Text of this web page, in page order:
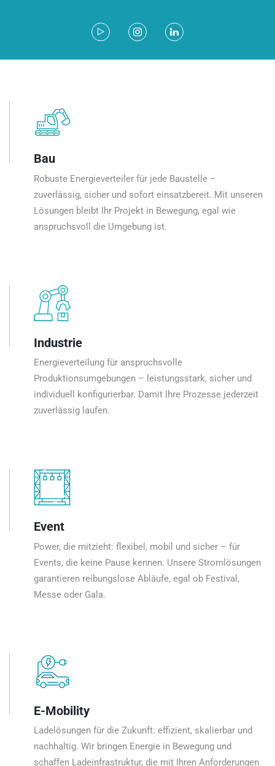
Bau
Robuste Energieverteiler für jede Baustelle –
zuverlässig, sicher und sofort einsatzbereit. Mit unseren
Lösungen bleibt Ihr Projekt in Bewegung, egal wie
anspruchsvoll die Umgebung ist.
Industrie
Energieverteilung für anspruchsvolle
Produktionsumgebungen – leistungsstark, sicher und
individuell konfigurierbar. Damit Ihre Prozesse jederzeit
zuverlässig laufen.
Event
Power, die mitzieht: flexibel, mobil und sicher – für
Events, die keine Pause kennen. Unsere Stromlösungen
garantieren reibungslose Abläufe, egal ob Festival,
Messe oder Gala.
E-Mobility
Ladelösungen für die Zukunft: effizient, skalierbar und
nachhaltig. Wir bringen Energie in Bewegung und
schaffen Ladeinfrastruktur, die mit Ihren Anforderungen